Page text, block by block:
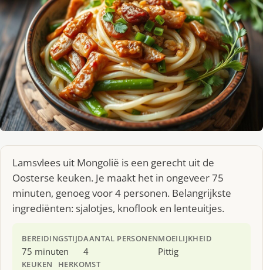
Lamsvlees uit Mongolië is een gerecht uit de
Oosterse keuken. Je maakt het in ongeveer 75
minuten, genoeg voor 4 personen. Belangrijkste
ingrediënten: sjalotjes, knoflook en lenteuitjes.
BEREIDINGSTIJD
75 minuten
AANTAL PERSONEN
4
MOEILIJKHEID
Pittig
KEUKEN HERKOMST